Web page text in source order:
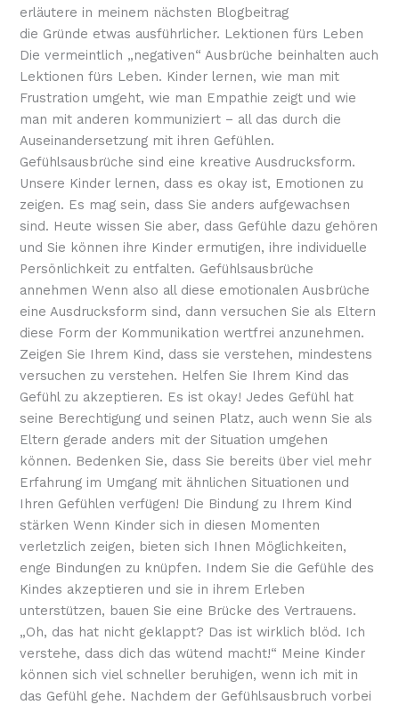
erläutere in meinem nächsten Blogbeitrag
die Gründe etwas ausführlicher. Lektionen fürs Leben
Die vermeintlich „negativen“ Ausbrüche beinhalten auch
Lektionen fürs Leben. Kinder lernen, wie man mit
Frustration umgeht, wie man Empathie zeigt und wie
man mit anderen kommuniziert – all das durch die
Auseinandersetzung mit ihren Gefühlen.
Gefühlsausbrüche sind eine kreative Ausdrucksform.
Unsere Kinder lernen, dass es okay ist, Emotionen zu
zeigen. Es mag sein, dass Sie anders aufgewachsen
sind. Heute wissen Sie aber, dass Gefühle dazu gehören
und Sie können ihre Kinder ermutigen, ihre individuelle
Persönlichkeit zu entfalten. Gefühlsausbrüche
annehmen Wenn also all diese emotionalen Ausbrüche
eine Ausdrucksform sind, dann versuchen Sie als Eltern
diese Form der Kommunikation wertfrei anzunehmen.
Zeigen Sie Ihrem Kind, dass sie verstehen, mindestens
versuchen zu verstehen. Helfen Sie Ihrem Kind das
Gefühl zu akzeptieren. Es ist okay! Jedes Gefühl hat
seine Berechtigung und seinen Platz, auch wenn Sie als
Eltern gerade anders mit der Situation umgehen
können. Bedenken Sie, dass Sie bereits über viel mehr
Erfahrung im Umgang mit ähnlichen Situationen und
Ihren Gefühlen verfügen! Die Bindung zu Ihrem Kind
stärken Wenn Kinder sich in diesen Momenten
verletzlich zeigen, bieten sich Ihnen Möglichkeiten,
enge Bindungen zu knüpfen. Indem Sie die Gefühle des
Kindes akzeptieren und sie in ihrem Erleben
unterstützen, bauen Sie eine Brücke des Vertrauens.
„Oh, das hat nicht geklappt? Das ist wirklich blöd. Ich
verstehe, dass dich das wütend macht!“ Meine Kinder
können sich viel schneller beruhigen, wenn ich mit in
das Gefühl gehe. Nachdem der Gefühlsausbruch vorbei